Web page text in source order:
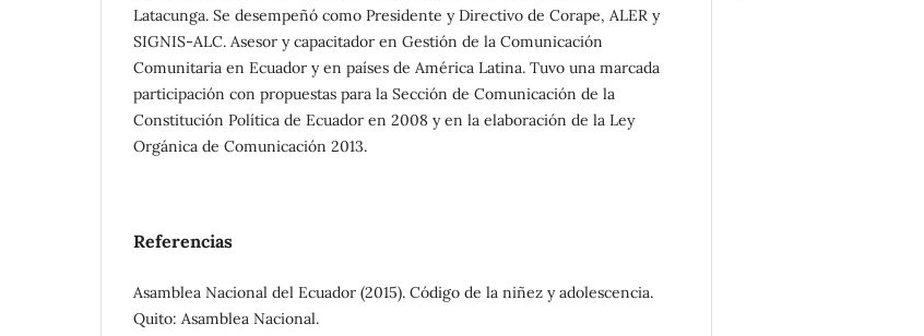
Latacunga. Se desempeñó como Presidente y Directivo de Corape, ALER y
SIGNIS-ALC. Asesor y capacitador en Gestión de la Comunicación
Comunitaria en Ecuador y en países de América Latina. Tuvo una marcada
participación con propuestas para la Sección de Comunicación de la
Constitución Política de Ecuador en 2008 y en la elaboración de la Ley
Orgánica de Comunicación 2013.
Referencias
Asamblea Nacional del Ecuador (2015). Código de la niñez y adolescencia.
Quito: Asamblea Nacional.